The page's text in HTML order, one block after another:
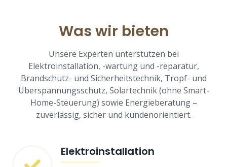
Was wir bieten
Unsere Experten unterstützen bei
Elektroinstallation, -wartung und -reparatur,
Brandschutz- und Sicherheitstechnik, Tropf- und
Überspannungsschutz, Solartechnik (ohne Smart-
Home-Steuerung) sowie Energieberatung –
zuverlässig, sicher und kundenorientiert.
Elektroinstallation